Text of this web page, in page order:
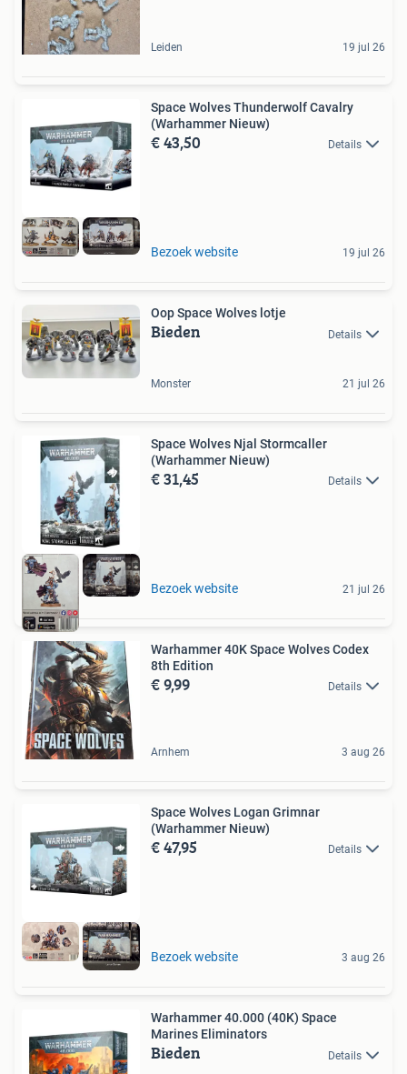
Leiden 19 jul 26
Space Wolves Thunderwolf Cavalry
(Warhammer Nieuw)
€ 43,50 Details
Bezoek website 19 jul 26
Oop Space Wolves lotje
Bieden Details
Monster 21 jul 26
Space Wolves Njal Stormcaller
(Warhammer Nieuw)
€ 31,45 Details
Bezoek website 21 jul 26
Warhammer 40K Space Wolves Codex
8th Edition
€ 9,99 Details
Arnhem 3 aug 26
Space Wolves Logan Grimnar
(Warhammer Nieuw)
€ 47,95 Details
Bezoek website 3 aug 26
Warhammer 40.000 (40K) Space
Marines Eliminators
Bieden Details